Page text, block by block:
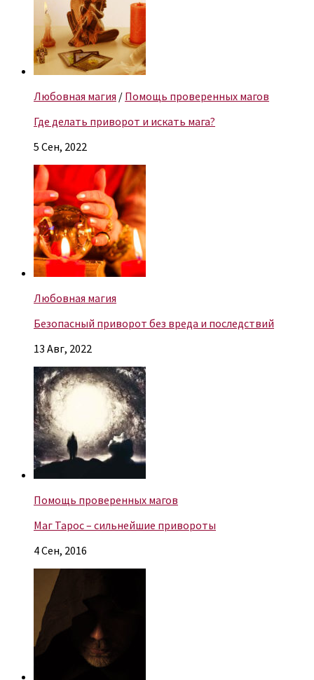
Любовная магия / Помощь проверенных магов
Где делать приворот и искать мага?
5 Сен, 2022
Любовная магия
Безопасный приворот без вреда и последствий
13 Авг, 2022
Помощь проверенных магов
Маг Тарос – сильнейшие привороты
4 Сен, 2016